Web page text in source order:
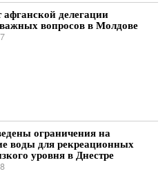
афганской делегации
важных вопросов в Молдове
ограничения на
воды для рекреационных
уровня в Днестре